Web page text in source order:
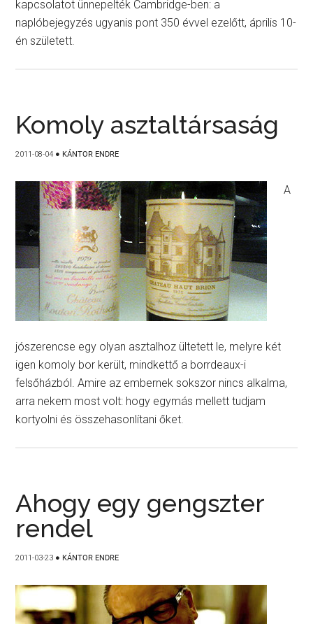
kapcsolatot ünnepelték Cambridge-ben: a
naplóbejegyzés ugyanis pont 350 évvel ezelőtt, április 10-
én született.
Komoly asztaltársaság
2011-08-04 ● KÁNTOR ENDRE
A
jószerencse egy olyan asztalhoz ültetett le, melyre két
igen komoly bor került, mindkettő a borrdeaux-i
felsőházból. Amire az embernek sokszor nincs alkalma,
arra nekem most volt: hogy egymás mellett tudjam
kortyolni és összehasonlítani őket.
Ahogy egy gengszter
rendel
2011-03-23 ● KÁNTOR ENDRE